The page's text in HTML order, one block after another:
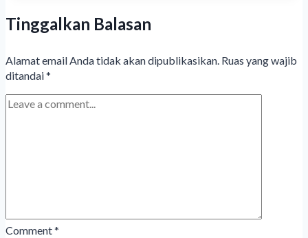
Tinggalkan Balasan
Alamat email Anda tidak akan dipublikasikan. Ruas yang wajib
ditandai*
Comment*